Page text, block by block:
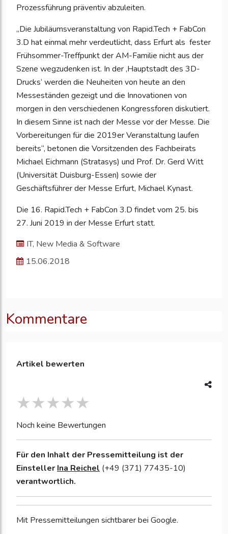
Prozessführung präventiv abzuleiten.
„Die Jubiläumsveranstaltung von Rapid.Tech + FabCon
3.D hat einmal mehr verdeutlicht, dass Erfurt als fester
Frühsommer-Treffpunkt der AM-Familie nicht aus der
Szene wegzudenken ist. In der ‚Hauptstadt des 3D-
Drucks‘ werden die Neuheiten von heute an den
Messeständen gezeigt und die Innovationen von
morgen in den verschiedenen Kongressforen diskutiert.
In diesem Sinne ist nach der Messe vor der Messe. Die
Vorbereitungen für die 2019er Veranstaltung laufen
bereits“, betonen die Vorsitzenden des Fachbeirats
Michael Eichmann (Stratasys) und Prof. Dr. Gerd Witt
(Universität Duisburg-Essen) sowie der
Geschäftsführer der Messe Erfurt, Michael Kynast.
Die 16. Rapid.Tech + FabCon 3.D findet vom 25. bis
27. Juni 2019 in der Messe Erfurt statt.
IT, New Media & Software
15.06.2018
Kommentare
Artikel bewerten
Noch keine Bewertungen
Für den Inhalt der Pressemitteilung ist der
Einsteller Ina Reichel (+49 (371) 77435-10)
verantwortlich.
Mit Pressemitteilungen sichtbarer bei Google.